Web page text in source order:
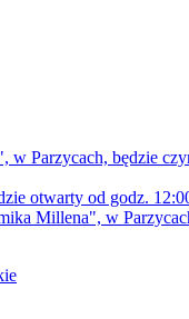
Parzycach, będzie
otwarty od godz.
Millena", w